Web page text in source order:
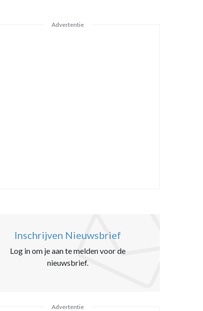
Advertentie
Inschrijven Nieuwsbrief
Log in om je aan te melden voor de
nieuwsbrief.
Advertentie